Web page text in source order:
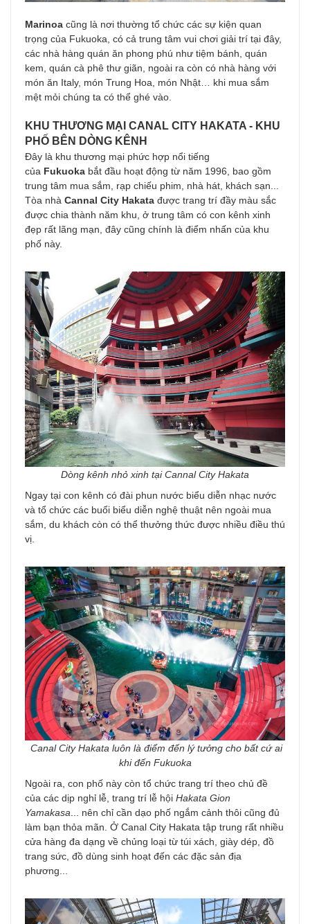
Marinoa cũng là nơi thường tổ chức các sự kiện quan
trọng của Fukuoka, có cả trung tâm vui chơi giải trí tại đây,
các nhà hàng quán ăn phong phú như tiệm bánh, quán
kem, quán cà phê thư giãn, ngoài ra còn có nhà hàng với
món ăn Italy, món Trung Hoa, món Nhật… khi mua sắm
mệt mỏi chúng ta có thể ghé vào.
KHU THƯƠNG MẠI CANAL CITY HAKATA - KHU
PHỐ BÊN DÒNG KÊNH
Đây là khu thương mại phức hợp nổi tiếng
của Fukuoka bắt đầu hoạt động từ năm 1996, bao gồm
trung tâm mua sắm, rạp chiếu phim, nhà hát, khách sạn...
Tòa nhà Cannal City Hakata được trang trí đầy màu sắc
được chia thành năm khu, ở trung tâm có con kênh xinh
đẹp rất lãng mạn, đây cũng chính là điểm nhấn của khu
phố này.
Dòng kênh nhỏ xinh tại Cannal City Hakata
Ngay tại con kênh có đài phun nước biểu diễn nhạc nước
và tổ chức các buổi biểu diễn nghệ thuật nên ngoài mua
sắm, du khách còn có thể thưởng thức được nhiều điều thú
vị.
Canal City Hakata luôn là điểm đến lý tưởng cho bất cứ ai
khi đến Fukuoka
Ngoài ra, con phố này còn tổ chức trang trí theo chủ đề
của các dịp nghỉ lễ, trang trí lễ hội Hakata Gion
Yamakasa ... nên chỉ cần dạo phố ngắm cảnh thôi cũng đủ
làm bạn thỏa mãn. Ở Canal City Hakata tập trung rất nhiều
cửa hàng đa dạng về chủng loại từ túi xách, giày dép, đồ
trang sức, đồ dùng sinh hoạt đến các đặc sản địa
phương...